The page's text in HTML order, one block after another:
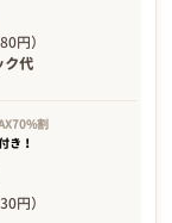
円）
ク代
割
き！
円）